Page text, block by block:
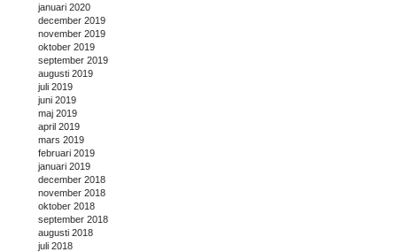
januari 2020
december 2019
november 2019
oktober 2019
september 2019
augusti 2019
juli 2019
juni 2019
maj 2019
april 2019
mars 2019
februari 2019
januari 2019
december 2018
november 2018
oktober 2018
september 2018
augusti 2018
juli 2018